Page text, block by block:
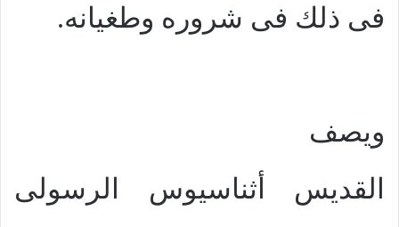
فى ذلك فى شروره وطغيانه.
ويصف
القديس أثناسيوس الرسولى